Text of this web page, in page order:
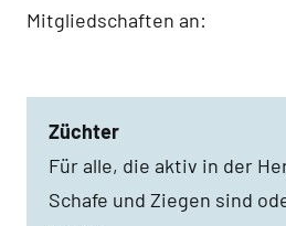
Mitgliedschaften an:
Züchter
Für alle, die aktiv in der
Schafe und Ziegen sind